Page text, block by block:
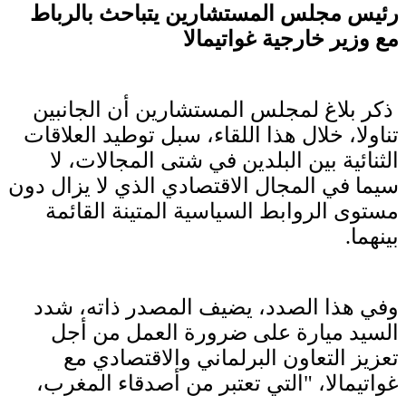
رئيس مجلس المستشارين يتباحث بالرباط
مع وزير خارجية غواتيمالا
ذكر بلاغ لمجلس المستشارين أن الجانبين
تناولا، خلال هذا اللقاء، سبل توطيد العلاقات
الثنائية بين البلدين في شتى المجالات، لا
سيما في المجال الاقتصادي الذي لا يزال دون
مستوى الروابط السياسية المتينة القائمة
بينهما.
وفي هذا الصدد، يضيف المصدر ذاته، شدد
السيد ميارة على ضرورة العمل من أجل
تعزيز التعاون البرلماني والاقتصادي مع
غواتيمالا، "التي تعتبر من أصدقاء المغرب،